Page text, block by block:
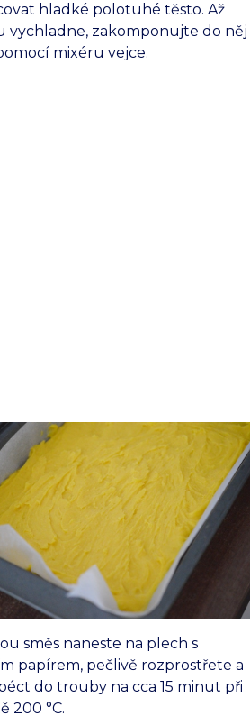
hladké polotuhé těsto. Až
vychladne, zakomponujte do něj
mixéru vejce.
směs naneste na plech s
papírem, pečlivě rozprostřete a
do trouby na cca 15 minut při
200 °C.